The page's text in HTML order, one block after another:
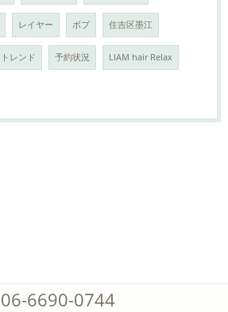
レイヤー ボブ 住吉区墨江
トレンド 予約状況 LIAM hair Relax
06-6690-0744